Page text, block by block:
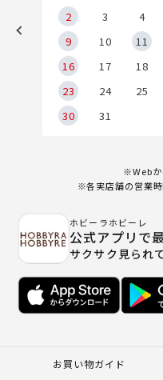
2
3 4
9
10 11
16
17 18
23
24 25
30
31
※Webか
※各実店舗の営業
ホビーラホビーレ
公式アプリで
サクサク見られ
お買い物ガイド